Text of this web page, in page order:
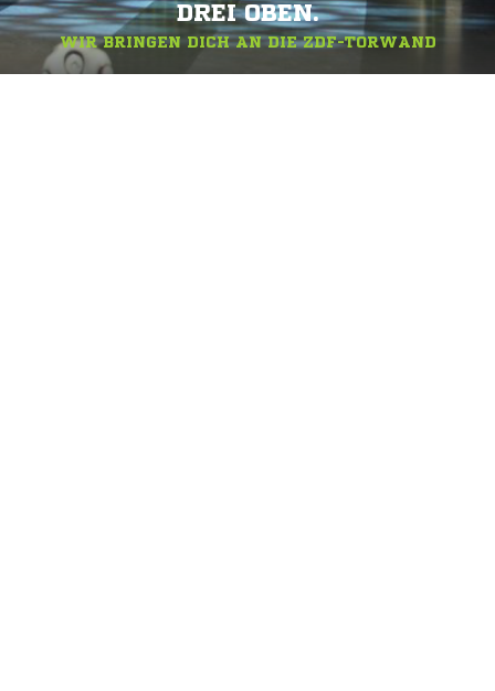
DREI OBEN.
WIR BRINGEN DICH AN DIE ZDF-TORWAND